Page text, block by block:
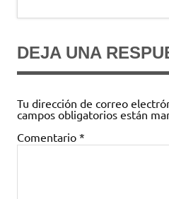
DEJA UNA
Tu dirección de correo
campos obligatorios están
Comentario *